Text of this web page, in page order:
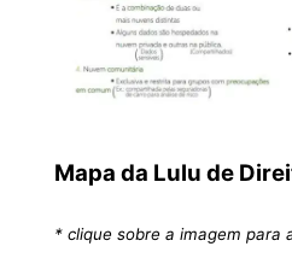
Mapa da Lulu de
* clique sobre a imagem para